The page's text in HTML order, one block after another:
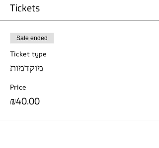
https://t.me/joinchat/kzBwnPAA5MhhNz
Liar Douk
Tickets
Sale ended
Ticket type
מוקדמות
Price
₪40.00